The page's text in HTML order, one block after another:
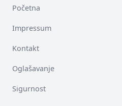
Početna
Impressum
Kontakt
Oglašavanje
Sigurnost